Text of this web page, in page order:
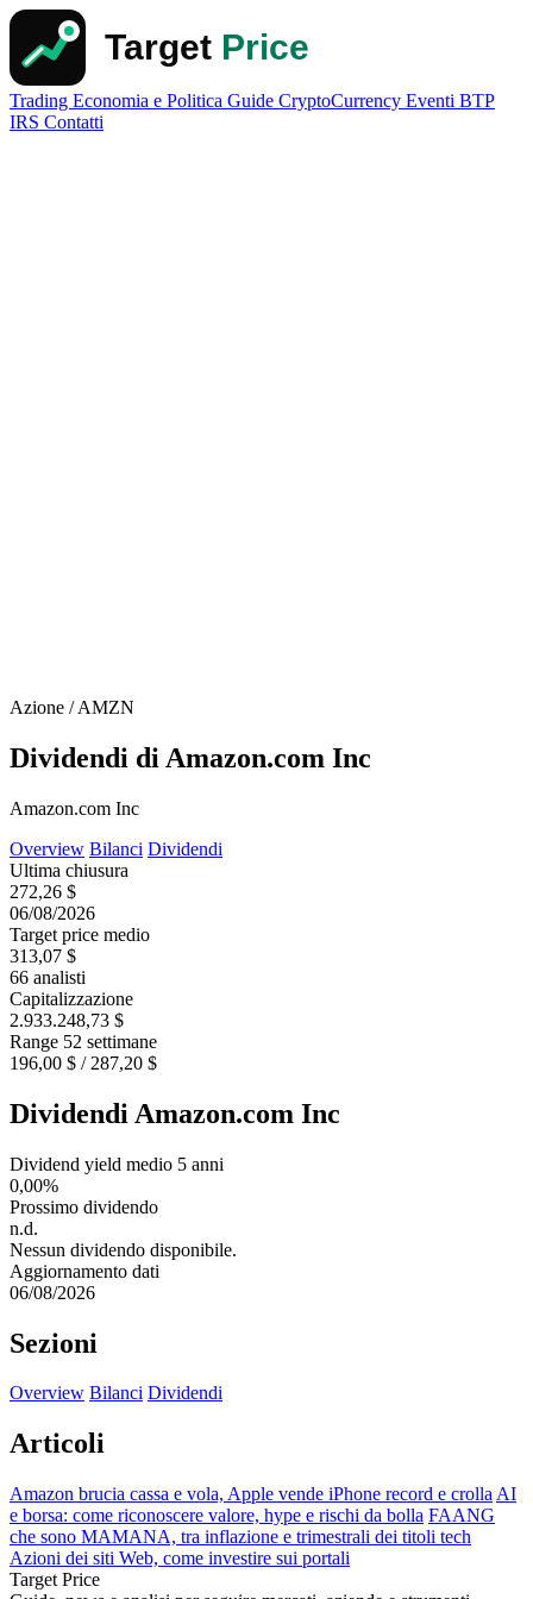
Trading Economia e Politica Guide CryptoCurrency Eventi BTP
IRS Contatti
Azione / AMZN
Dividendi di Amazon.com Inc
Amazon.com Inc
Overview Bilanci Dividendi
Ultima chiusura
272,26 $
06/08/2026
Target price medio
313,07 $
66 analisti
Capitalizzazione
2.933.248,73 $
Range 52 settimane
196,00 $ / 287,20 $
Dividendi Amazon.com Inc
Dividend yield medio 5 anni
0,00%
Prossimo dividendo
n.d.
Nessun dividendo disponibile.
Aggiornamento dati
06/08/2026
Sezioni
Overview Bilanci Dividendi
Articoli
Amazon brucia cassa e vola, Apple vende iPhone record e crolla AI
e borsa: come riconoscere valore, hype e rischi da bolla FAANG
che sono MAMANA, tra inflazione e trimestrali dei titoli tech
Azioni dei siti Web, come investire sui portali
Target Price